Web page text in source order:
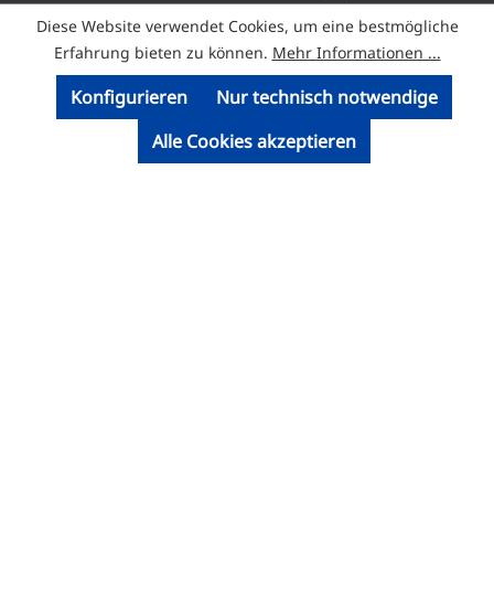
Diese Website verwendet Cookies, um eine bestmögliche
Erfahrung bieten zu können. Mehr Informationen ...
Nur technisch notwendige
Konfigurieren
Alle Cookies akzeptieren